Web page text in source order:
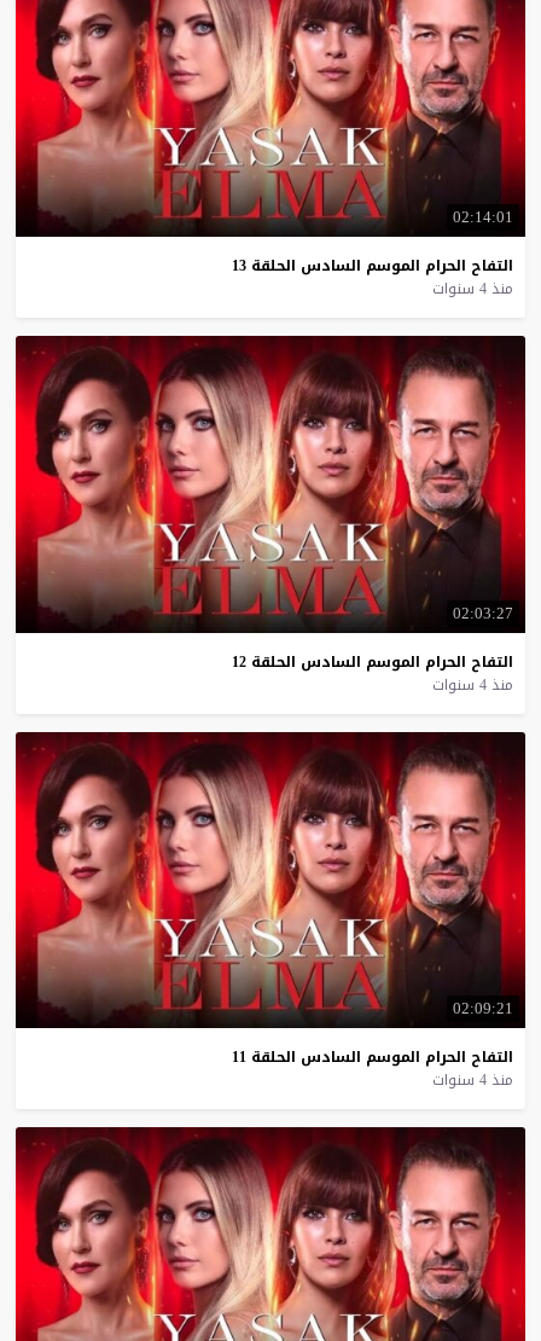
02:14:01
التفاح الحرام الموسم السادس الحلقة 13
منذ 4 سنوات
02:03:27
التفاح الحرام الموسم السادس الحلقة 12
منذ 4 سنوات
02:09:21
التفاح الحرام الموسم السادس الحلقة 11
منذ 4 سنوات